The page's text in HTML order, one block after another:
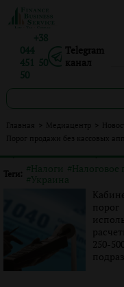
+38
044
451 50
50
Telegram
канал
Главная > Медиацентр >
Порог продажи без кассовых
Порог продажи без
250-500 тыс. грн. в год
Опубликовано: Ролан Бондарец |
Теги: #Налоги
#Украина
250-